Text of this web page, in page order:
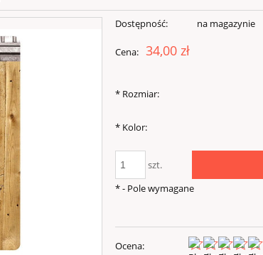
Dostępność: na magazynie
Cena: 34,00 zł
* Rozmiar:
* Kolor:
szt.
*- Pole wymagane
Ocena: